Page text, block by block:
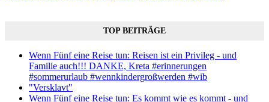
TOP BEITRÄGE
Wenn Fünf eine Reise tun: Reisen ist ein Privileg - und
Familie auch!!! DANKE, Kreta #erinnerungen
#sommerurlaub #wennkindergroßwerden #wib
"Versklavt"
Wenn Fünf eine Reise tun: Es kommt wie es kommt - und